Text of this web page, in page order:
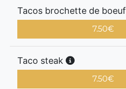
Tacos brochette de boeuf
7.50€
Taco steak
7.50€